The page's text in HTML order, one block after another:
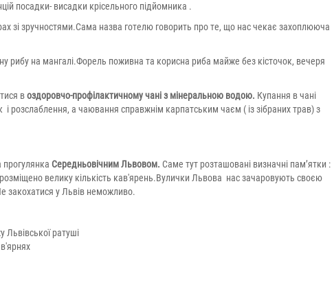
посадки- висадки крісельного підйомника .
зі зручностями.Сама назва готелю говорить про те, що нас чекає захоплююча
рибу на мангалі.Форель поживна та корисна риба майже без кісточок, вечеря
воздоровчо-профілактичному чані з мінеральною водою. Купання в чані
розслаблення, а чаювання справжнім карпатським чаєм ( із зібраних трав) з
прогулянка Середньовічним Львовом. Саме тут розташовані визначні пам’ятки :
велику кількість кав'ярень.Вулички Львова нас зачаровують своєю
закохатися у Львів неможливо.
Львівської ратуші